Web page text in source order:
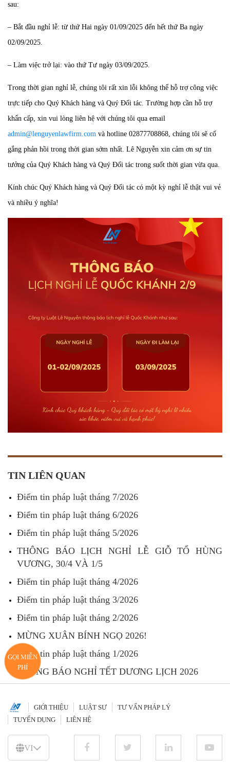
sau:
– Bắt đầu nghỉ lễ: từ thứ Hai ngày 01/09/2025 đến hết thứ Ba ngày
02/09/2025.
– Làm việc trở lại: vào thứ Tư ngày 03/09/2025.
Trong thời gian nghỉ lễ, chúng tôi rất xin lỗi không thể hỗ trợ công việc
trực tiếp cho Quý Khách hàng và Quý Đối tác. Trường hợp cần hỗ trợ
khẩn cấp, xin vui lòng liên hệ với chúng tôi qua email
admin@lenguyenlawfirm.com và hotline 02877708868, chúng tôi sẽ cố
gắng phản hồi trong thời gian sớm nhất. Lê Nguyễn xin cảm ơn sự tin
tưởng của Quý Khách hàng và Quý Đối tác trong suốt thời gian vừa qua.
Kính chúc Quý Khách hàng và Quý Đối tác có một kỳ nghỉ lễ thật vui vẻ
và nhiều ý nghĩa!
TIN LIÊN QUAN
Điểm tin pháp luật tháng 7/2026
Điểm tin pháp luật tháng 6/2026
Điểm tin pháp luật tháng 5/2026
THÔNG BÁO LỊCH NGHỈ LỄ GIỖ TỔ HÙNG
VƯƠNG, 30/4 VÀ 1/5
Điểm tin pháp luật tháng 4/2026
Điểm tin pháp luật tháng 3/2026
Điểm tin pháp luật tháng 2/2026
MỪNG XUÂN BÍNH NGỌ 2026!
Điểm tin pháp luật tháng 1/2026
THÔNG BÁO NGHỈ TẾT DƯƠNG LỊCH 2026
VI
GIỚI THIỆU LUẬT SƯ
TƯ VẤN PHÁP LÝ
TUYỂN DỤNG
LIÊN HỆ
GỌI MIỄN
PHÍ